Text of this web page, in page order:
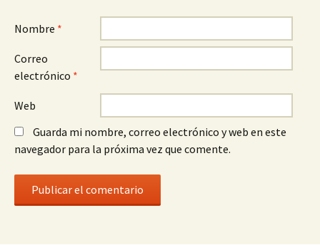
Nombre *
Correo
electrónico *
Web
Guarda mi nombre, correo electrónico y web en este
navegador para la próxima vez que comente.